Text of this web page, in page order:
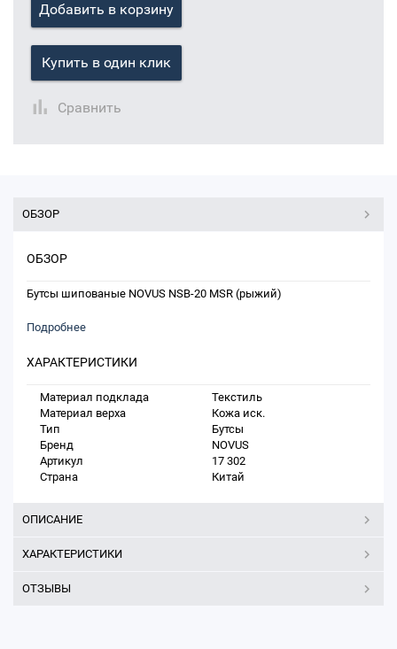
Добавить в корзину
Купить в один клик
Сравнить
ОБЗОР
ОБЗОР
Бутсы шипованые NOVUS NSB-20 MSR (рыжий)
Подробнее
ХАРАКТЕРИСТИКИ
Материал подклада
Текстиль
Материал верха
Кожа иск.
Тип
Бутсы
Бренд
NOVUS
Артикул
17 302
Страна
Китай
ОПИСАНИЕ
ХАРАКТЕРИСТИКИ
ОТЗЫВЫ